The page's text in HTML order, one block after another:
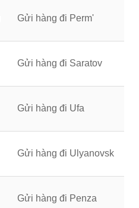
Gửi hàng đi Perm'
Gửi hàng đi Saratov
Gửi hàng đi Ufa
Gửi hàng đi Ulyanovsk
Gửi hàng đi Penza